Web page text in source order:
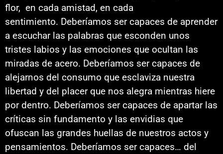
flor, en cada amistad, en cada
sentimiento. Deberíamos ser capaces de aprender
a escuchar las palabras que esconden unos
tristes labios y las emociones que ocultan las
miradas de acero. Deberíamos ser capaces de
alejarnos del consumo que esclaviza nuestra
libertad y del placer que nos alegra mientras hiere
por dentro. Deberíamos ser capaces de apartar las
críticas sin fundamento y las envidias que
ofuscan las grandes huellas de nuestros actos y
pensamientos. Deberíamos ser capaces… del